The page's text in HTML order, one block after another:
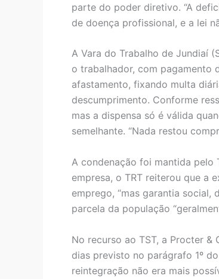
parte do poder diretivo. “A
de doença profissional, e a lei
A Vara do Trabalho de Jundiaí
o trabalhador, com pagamento
afastamento, fixando multa
descumprimento. Conforme
mas a dispensa só é válida
semelhante. “Nada restou
A condenação foi mantida pelo
empresa, o TRT reiterou que a
emprego, “mas garantia social,
parcela da população
No recurso ao TST, a Procter
dias previsto no parágrafo 1º
reintegração não era mais